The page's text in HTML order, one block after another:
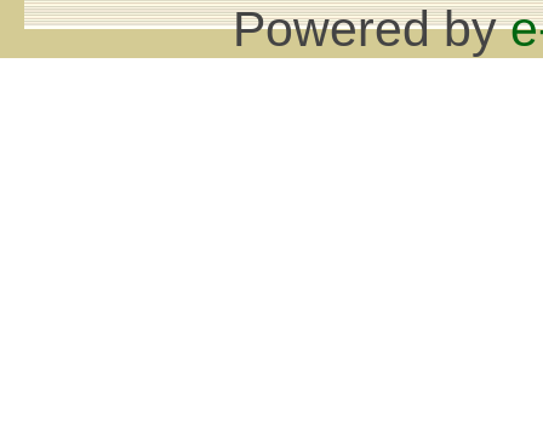
Powered by